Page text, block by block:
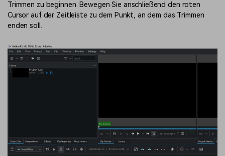
Trimmen zu beginnen. Bewegen Sie anschließend den roten
Cursor auf der Zeitleiste zu dem Punkt, an dem das Trimmen
enden soll.